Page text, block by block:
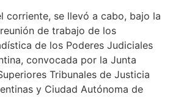
corriente, se llevó a cabo, bajo la
de trabajo de los
de los Poderes Judiciales
convocada por la Junta
Tribunales de Justicia
y Ciudad Autónoma de